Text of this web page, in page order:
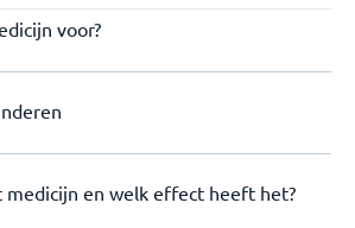
voor?
medicijn en welk effect heeft het?